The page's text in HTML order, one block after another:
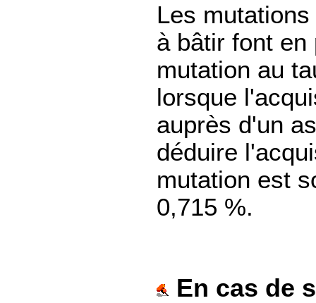
Les
à bâtir font en
mutation au
lorsque
auprès d'un
déduire
mutation est
0,715 %.
En cas de